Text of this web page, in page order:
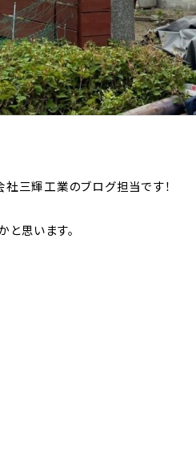
三輝工業のブログ担当です！
思います。